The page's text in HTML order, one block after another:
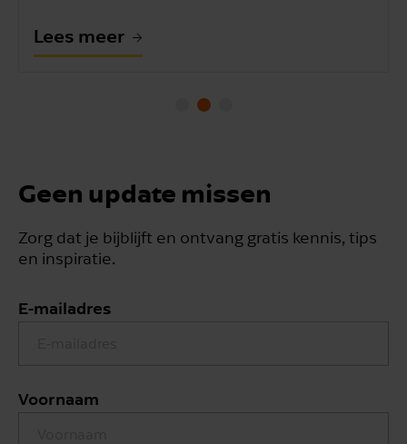
Lees meer
Geen update missen
Zorg dat je bijblijft en ontvang gratis kennis, tips
en inspiratie.
E-mailadres
Voornaam